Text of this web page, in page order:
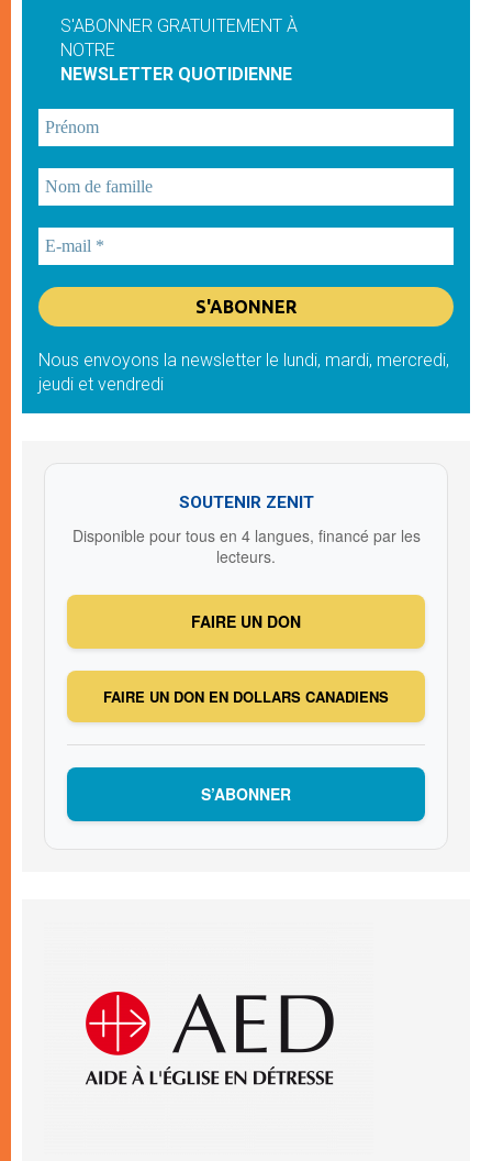
S'ABONNER GRATUITEMENT À
NOTRE
NEWSLETTER QUOTIDIENNE
Nous envoyons la newsletter le lundi, mardi, mercredi,
jeudi et vendredi
SOUTENIR ZENIT
Disponible pour tous en 4 langues, financé par les
lecteurs.
FAIRE UN DON
FAIRE UN DON EN DOLLARS CANADIENS
S’ABONNER